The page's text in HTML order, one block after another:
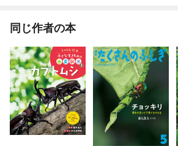
同じ作者の本